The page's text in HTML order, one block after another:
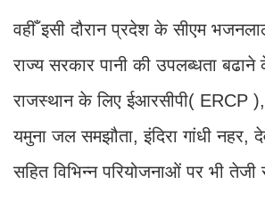
वहीँ इसी दौरान प्रदेश के सीएम
राज्य सरकार पानी की उपलब्धता बढाने
राजस्थान के लिए ईआरसीपी( ERCP
यमुना जल समझौता, इंदिरा गांधी नहर,
सहित विभिन्न परियोजनाओं पर भी तेजी